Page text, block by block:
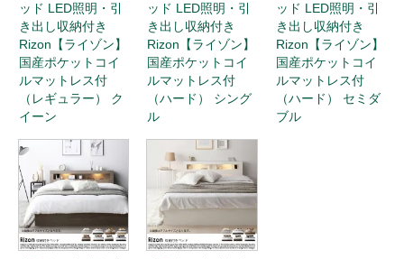
ッド LED照明・引
き出し収納付き
Rizon【ライゾン】
国産ポケットコイ
ルマットレス付
（レギュラー） ク
イーン
ッド LED照明・引
き出し収納付き
Rizon【ライゾン】
国産ポケットコイ
ルマットレス付
（ハード） シング
ル
ッド LED照明・引
き出し収納付き
Rizon【ライゾン】
国産ポケットコイ
ルマットレス付
（ハード） セミダ
ブル